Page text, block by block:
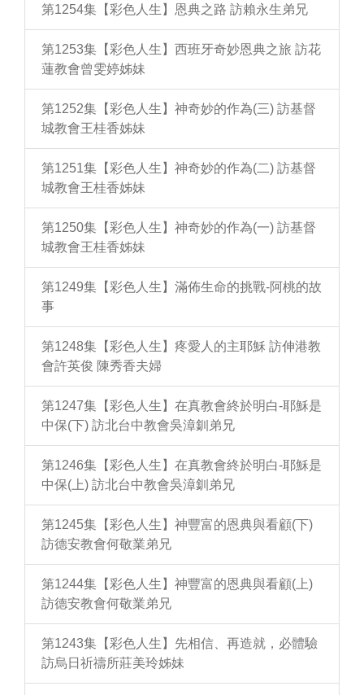
第1254集【彩色人生】恩典之路 訪賴永生弟兄
第1253集【彩色人生】西班牙奇妙恩典之旅 訪花
蓮教會曾雯婷姊妹
第1252集【彩色人生】神奇妙的作為(三) 訪基督
城教會王桂香姊妹
第1251集【彩色人生】神奇妙的作為(二) 訪基督
城教會王桂香姊妹
第1250集【彩色人生】神奇妙的作為(一) 訪基督
城教會王桂香姊妹
第1249集【彩色人生】滿佈生命的挑戰-阿桃的故
事
第1248集【彩色人生】疼愛人的主耶穌 訪伸港教
會許英俊 陳秀香夫婦
第1247集【彩色人生】在真教會終於明白-耶穌是
中保(下) 訪北台中教會吳漳釧弟兄
第1246集【彩色人生】在真教會終於明白-耶穌是
中保(上) 訪北台中教會吳漳釧弟兄
第1245集【彩色人生】神豐富的恩典與看顧(下)
訪德安教會何敬業弟兄
第1244集【彩色人生】神豐富的恩典與看顧(上)
訪德安教會何敬業弟兄
第1243集【彩色人生】先相信、再造就，必體驗
訪烏日祈禱所莊美玲姊妹